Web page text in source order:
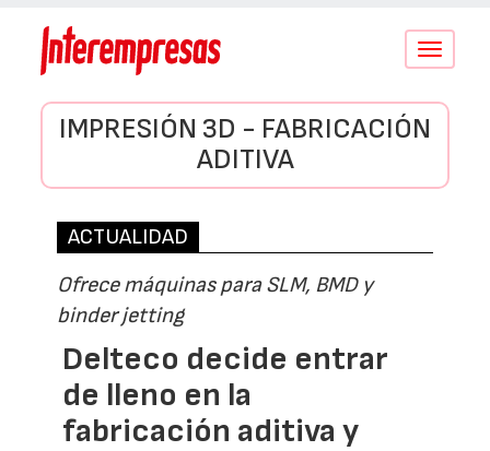
Conmutar
IMPRESIÓN 3D - FABRICACIÓN
ADITIVA
ACTUALIDAD
Ofrece máquinas para SLM, BMD y
binder jetting
Delteco decide entrar
de lleno en la
fabricación aditiva y